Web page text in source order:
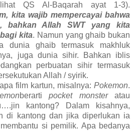
QS Al-Baqarah ayat 1-3).
kita wajib mempercayai bahwa
bahkan Allah SWT yang kita
kita. Namun yang ghaib bukan
dunia ghaib termasuk makhluk
juga dunia sihir. Bahkan iblis
perbuatan sihir termasuk
Allah / syirik.
film kartun, misalnya: Pokemon.
berartipocket monsteratau
kantong? Dalam kisahnya,
di kantong dan jika diperlukan ia
membantu si pemilik. Apa bedanya